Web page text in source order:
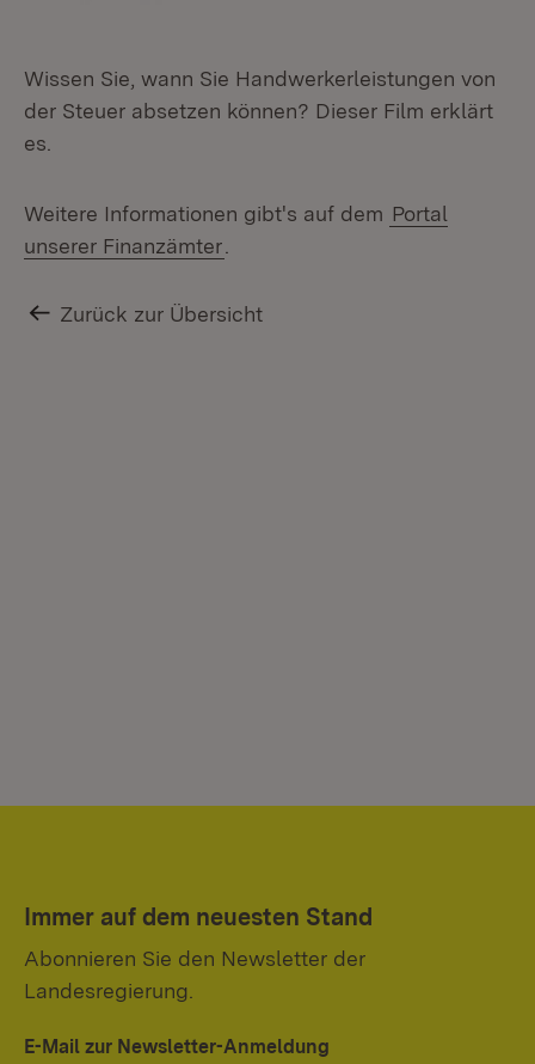
Wissen Sie, wann Sie Handwerkerleistungen von
der Steuer absetzen können? Dieser Film erklärt
es.
Weitere Informationen gibt's auf dem Portal
unserer Finanzämter
Zurück zur Übersicht
Immer auf dem neuesten Stand
Abonnieren Sie den Newsletter der
Landesregierung.
E-Mail zur Newsletter-Anmeldung